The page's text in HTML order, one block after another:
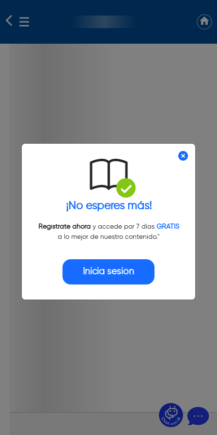
¡No esperes más!
Regístrate ahoray accede por 7 días GRATIS
a lo mejor de nuestro contenido."
Inicia sesión